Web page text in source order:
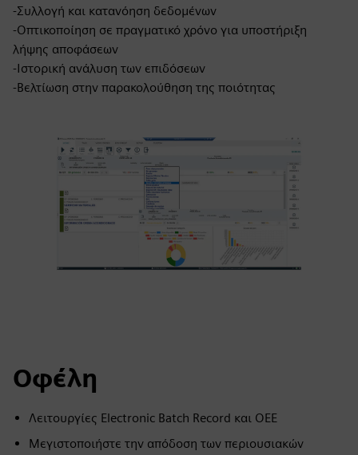
-Συλλογή και κατανόηση δεδομένων
-Οπτικοποίηση σε πραγματικό χρόνο για υποστήριξη
λήψης αποφάσεων
-Ιστορική ανάλυση των επιδόσεων
-Βελτίωση στην παρακολούθηση της ποιότητας
Οφέλη
Λειτουργίες Electronic Batch Record και OEE
Μεγιστοποιήστε την απόδοση των περιουσιακών